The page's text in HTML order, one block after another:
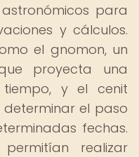
para
y cálculos.
el gnomon, un
proyecta una
y el cenit
el paso
fechas.
realizar